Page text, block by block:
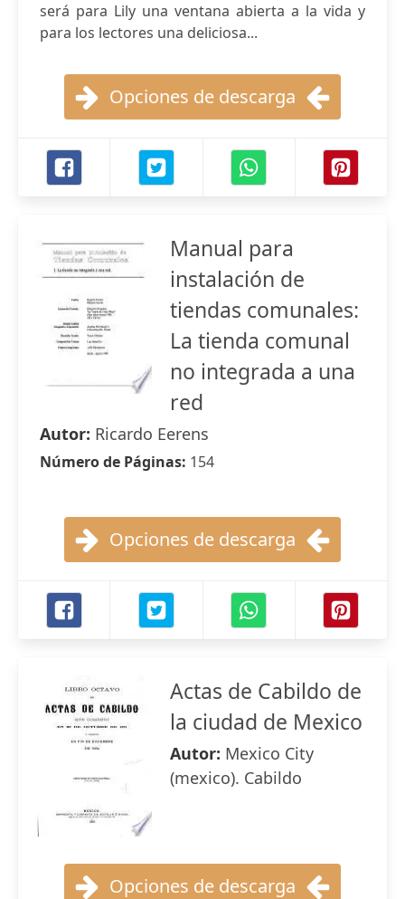
será para Lily una ventana abierta a la vida y
para los lectores una deliciosa...
Opciones de descarga
Manual para
instalación de
tiendas comunales:
La tienda comunal
no integrada a una
red
Autor: Ricardo Eerens
Número de Páginas: 154
Opciones de descarga
Actas de Cabildo de
la ciudad de Mexico
Autor: Mexico City
(mexico). Cabildo
Opciones de descarga